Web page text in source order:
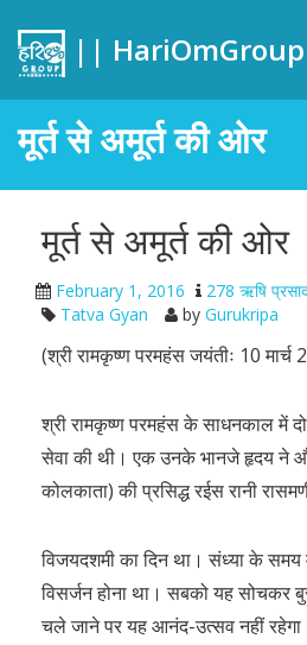
||
मूर्त से अमूर्त की ओर
मूर्त से अमूर्त की ओर
February 1, 2016
278 ऋषि
Tatva Gyan
by Gurukripa
(श्री रामकृष्ण परमहंस जयंतीः 10 मार्च
श्री रामकृष्ण परमहंस के साधनकाल में
सेवा की थी। एक उनके भानजे हृदय ने
कोलकाता) की प्रसिद्ध रईस रानी
विजयदशमी का दिन था। संध्या के समय
विसर्जन होना था। सबको यह सोचकर
चले जाने पर यह आनंद-उत्सव नहीं